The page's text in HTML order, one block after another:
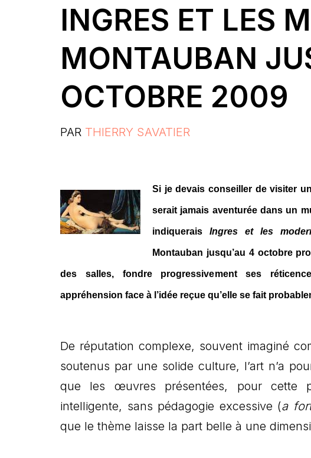
INGRES ET LES
MONTAUBAN
OCTOBRE 2009
PAR THIERRY SAVATIER
Si je devais conseiller de visiter
serait jamais aventurée dans un
indiqueraisIngres et les
Montauban jusqu’au 4 octobre
des salles, fondre progressivement ses
appréhension face à l’idée reçue qu’elle se fait
De réputation complexe, souvent imaginé
soutenus par une solide culture, l’art n’a
que les œuvres présentées, pour cette
intelligente, sans pédagogie excessive (a
que le thème laisse la part belle à une